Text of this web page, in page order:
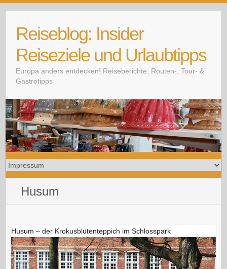
contentReiseblog: Insider
Reiseziele und Urlaubtipps
Europa anders entdecken! Reiseberichte, Routen-, Tour- &
Gastrotipps
Husum
Husum – der Krokusblütenteppich im Schlosspark